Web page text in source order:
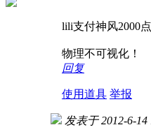
lili支付神风2000
物理不可视化！
回复
使用道具 举报
发表于 2012-6-14